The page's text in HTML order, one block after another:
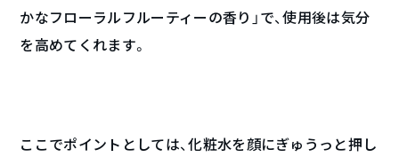
かなフローラルフルーティーの香り」で、使用後は気分
を高めてくれます。
ここでポイントとしては、化粧水を顔にぎゅうっと押し